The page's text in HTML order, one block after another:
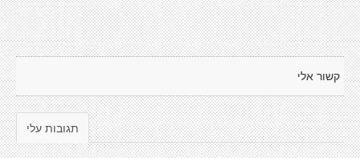
קשור אלי
תגובות עלי